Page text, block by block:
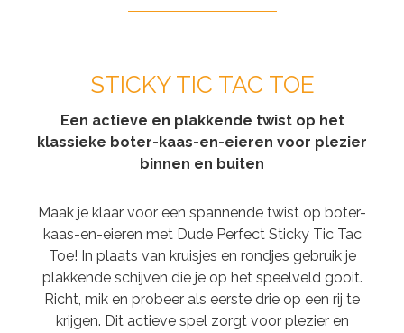
STICKY TIC TAC TOE
Een actieve en plakkende twist op het
klassieke boter-kaas-en-eieren voor plezier
binnen en buiten
Maak je klaar voor een spannende twist op boter-
kaas-en-eieren met Dude Perfect Sticky Tic Tac
Toe! In plaats van kruisjes en rondjes gebruik je
plakkende schijven die je op het speelveld gooit.
Richt, mik en probeer als eerste drie op een rij te
krijgen. Dit actieve spel zorgt voor plezier en